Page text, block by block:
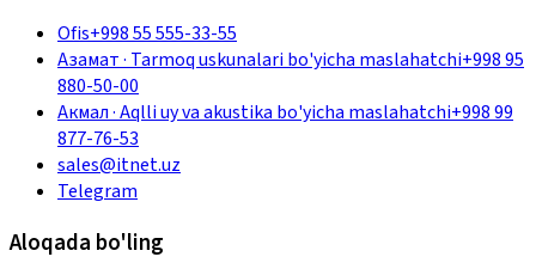
Ofis+998 55 555-33-55
Азамат· Tarmoq uskunalari bo'yicha maslahatchi+998 95
880-50-00
Акмал·Aqlli uy va akustika bo'yicha maslahatchi+998 99
877-76-53
sales@itnet.uz
Telegram
Aloqada bo'ling